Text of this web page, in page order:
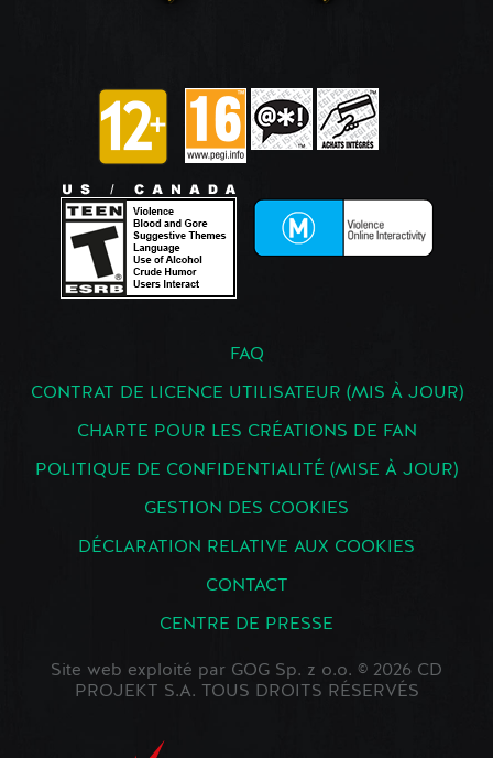
FAQ
CONTRAT DE LICENCE UTILISATEUR (MIS À JOUR)
CHARTE POUR LES CRÉATIONS DE FAN
POLITIQUE DE CONFIDENTIALITÉ (MISE À JOUR)
GESTION DES COOKIES
DÉCLARATION RELATIVE AUX COOKIES
CONTACT
CENTRE DE PRESSE
Site web exploité par GOG Sp. z o.o. © 2026 CD
PROJEKT S.A. TOUS DROITS RÉSERVÉS